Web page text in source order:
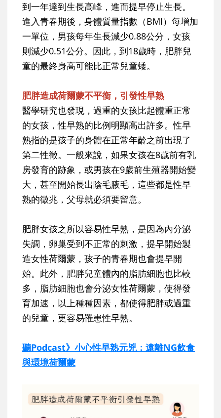
到一年達到生長高峰，進而提早停止生長。
進入青春期後，身體質量指數（BMI）每增加
一單位，男孩每年生長減少0.88公分，女孩
則減少0.51公分。因此，到18歲時，肥胖兒
童的最終身高可能比正常兒童矮。
肥胖造成荷爾蒙不平衡，引發性早熟
醫學研究也發現，過重的女孩比起體重正常
的女孩，性早熟的比例明顯高出許多。性早
熟指的是孩子的身體在正常年齡之前出現了
第二性徵。一般來說，如果女孩在8歲前有乳
房發育的跡象，或男孩在9歲前生殖器開始變
大，甚至開始長出陰毛腋毛，這些都是性早
熟的徵兆，父母就必須要留意。
肥胖女孩之所以容易性早熟，是因為內分泌
失調，卵巢受到不正常的刺激，提早開始製
造女性荷爾蒙，孩子的青春期也會提早開
始。此外，肥胖兒童體內的脂肪細胞也比較
多，脂肪細胞也會分泌女性荷爾蒙，使得發
育加速，以上種種因素，都使得肥胖或過重
的兒童，更容易罹患性早熟。
聽Podcast》小心性早熟元兇：遠離NG飲食
與環境荷爾蒙